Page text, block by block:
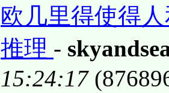
欧几里得使得
推理 -
15:24:17